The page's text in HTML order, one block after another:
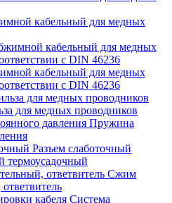
кабельный для медных
кабельный для медных
с DIN 46236
для медных проводников
Пружина
Разъем слаботочный
термоусадочный
Сжим
Система